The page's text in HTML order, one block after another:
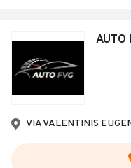
AUTO
VIA VALENTINIS